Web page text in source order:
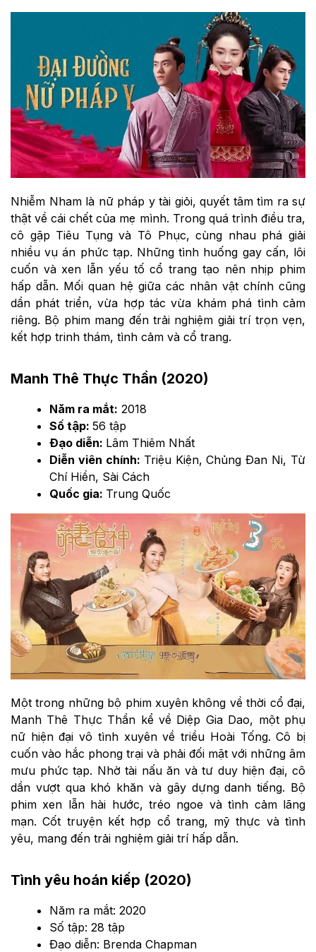
Nhiễm Nham là nữ pháp y tài giỏi, quyết tâm tìm ra sự
thật về cái chết của mẹ mình. Trong quá trình điều tra,
cô gặp Tiêu Tụng và Tô Phục, cùng nhau phá giải
nhiều vụ án phức tạp. Những tình huống gay cấn, lôi
cuốn và xen lẫn yếu tố cổ trang tạo nên nhịp phim
hấp dẫn. Mối quan hệ giữa các nhân vật chính cũng
dần phát triển, vừa hợp tác vừa khám phá tình cảm
riêng. Bộ phim mang đến trải nghiệm giải trí trọn vẹn,
kết hợp trinh thám, tình cảm và cổ trang.
Manh Thê Thực Thần (2020)
Năm ra mắt: 2018
Số tập: 56 tập
Đạo diễn: Lâm Thiêm Nhất
Diễn viên chính: Triệu Kiện, Chủng Đan Ni, Từ
Chí Hiền, Sài Cách
Quốc gia: Trung Quốc
Một trong những bộ phim xuyên không về thời cổ đại,
Manh Thê Thực Thần kể về Diệp Gia Dao, một phụ
nữ hiện đại vô tình xuyên về triều Hoài Tống. Cô bị
cuốn vào hắc phong trại và phải đối mặt với những âm
mưu phức tạp. Nhờ tài nấu ăn và tư duy hiện đại, cô
dần vượt qua khó khăn và gây dựng danh tiếng. Bộ
phim xen lẫn hài hước, tréo ngoe và tình cảm lãng
mạn. Cốt truyện kết hợp cổ trang, mỹ thực và tình
yêu, mang đến trải nghiệm giải trí hấp dẫn.
Tình yêu hoán kiếp (2020)
Năm ra mắt: 2020
Số tập: 28 tập
Đạo diễn: Brenda Chapman